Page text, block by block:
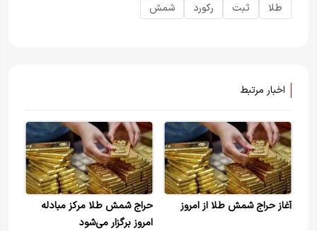
طلا ثبت رکورد شمش
اخبار مرتبط
آغاز حراج شمش طلا از امروز
حراج شمش طلا مرکز مبادله
امروز برگزار می‌شود